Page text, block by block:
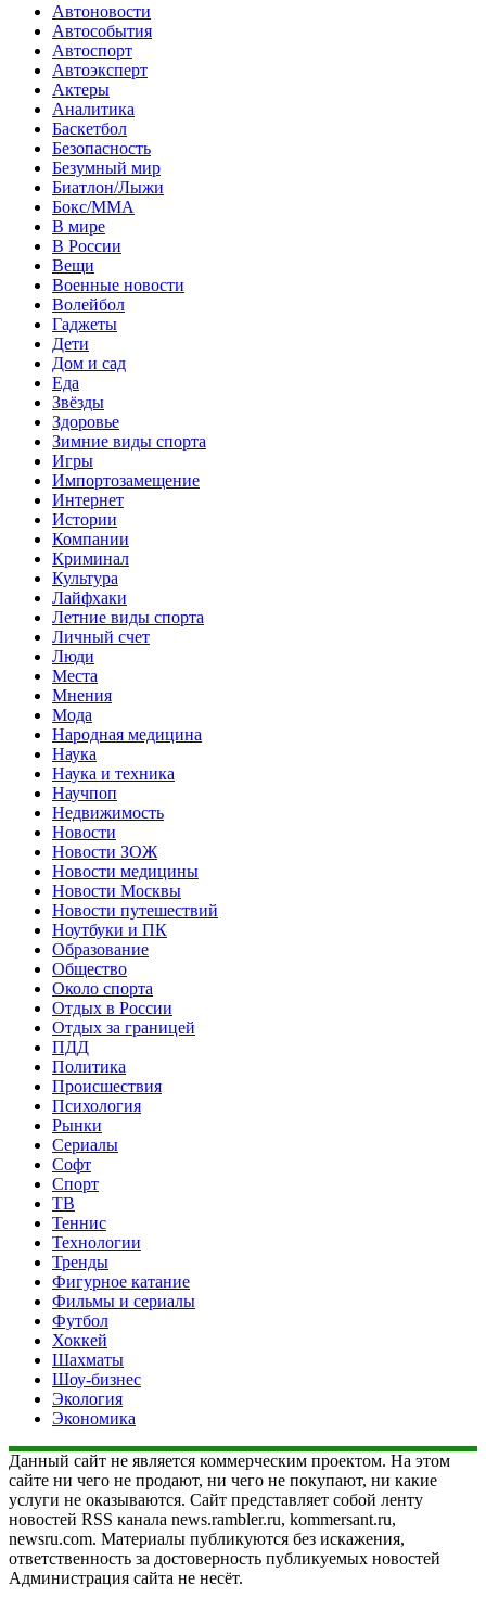
Автоновости
Автособытия
Автоспорт
Автоэксперт
Актеры
Аналитика
Баскетбол
Безопасность
Безумный мир
Биатлон/Лыжи
Бокс/MMA
В мире
В России
Вещи
Военные новости
Волейбол
Гаджеты
Дети
Дом и сад
Еда
Звёзды
Здоровье
Зимние виды спорта
Игры
Импортозамещение
Интернет
Истории
Компании
Криминал
Культура
Лайфхаки
Летние виды спорта
Личный счет
Люди
Места
Мнения
Мода
Народная медицина
Наука
Наука и техника
Научпоп
Недвижимость
Новости
Новости ЗОЖ
Новости медицины
Новости Москвы
Новости путешествий
Ноутбуки и ПК
Образование
Общество
Около спорта
Отдых в России
Отдых за границей
ПДД
Политика
Происшествия
Психология
Рынки
Сериалы
Софт
Спорт
ТВ
Теннис
Технологии
Тренды
Фигурное катание
Фильмы и сериалы
Футбол
Хоккей
Шахматы
Шоу-бизнес
Экология
Экономика
Данный сайт не является коммерческим проектом. На этом
сайте ни чего не продают, ни чего не покупают, ни какие
услуги не оказываются. Сайт представляет собой ленту
новостей RSS канала news.rambler.ru, kommersant.ru,
newsru.com. Материалы публикуются без искажения,
ответственность за достоверность публикуемых новостей
Администрация сайта не несёт.